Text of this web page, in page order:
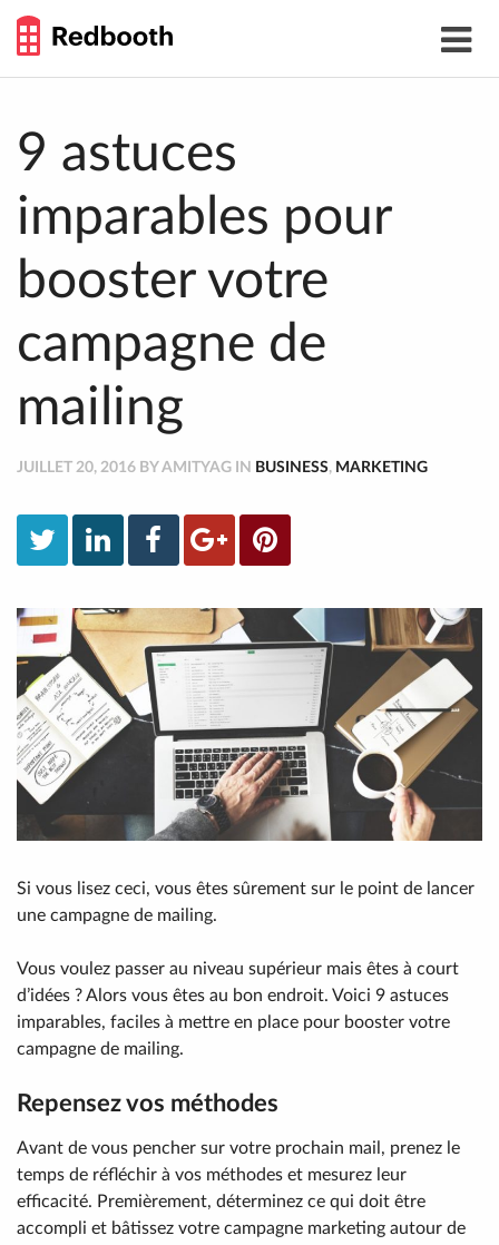
Toggle
GUIDE
9 astuces
imparables pour
booster votre
campagne de
mailing
JUILLET 20, 2016 BY AMITYAG IN BUSINESS, MARKETING
Si vous lisez ceci, vous êtes sûrement sur le point de lancer
une campagne de mailing.
Vous voulez passer au niveau supérieur mais êtes à court
d’idées ? Alors vous êtes au bon endroit. Voici 9 astuces
imparables, faciles à mettre en place pour booster votre
campagne de mailing.
Repensez vos méthodes
Avant de vous pencher sur votre prochain mail, prenez le
temps de réfléchir à vos méthodes et mesurez leur
efficacité. Premièrement, déterminez ce qui doit être
accompli et bâtissez votre campagne marketing autour de